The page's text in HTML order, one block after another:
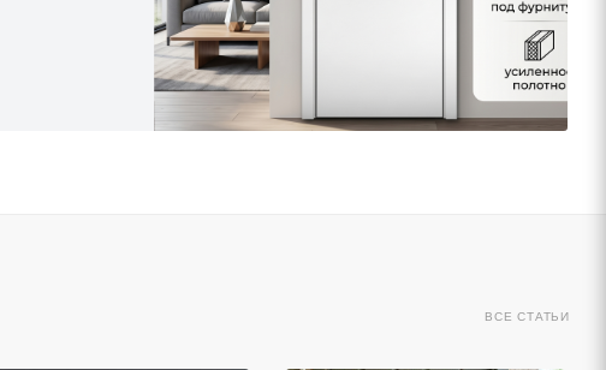
ВСЕ СТАТЬИ